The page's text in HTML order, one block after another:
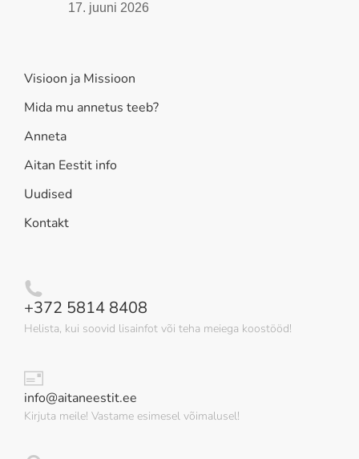
17. juuni 2026
Visioon ja Missioon
Mida mu annetus teeb?
Anneta
Aitan Eestit info
Uudised
Kontakt
+372 5814 8408
Helista, kui soovid lisainfot või teha meiega koostööd!
info@aitaneestit.ee
Kirjuta meile! Vastame esimesel võimalusel!